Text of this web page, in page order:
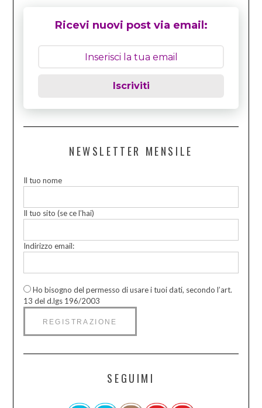
Ricevi nuovi post via email:
Iscriviti
NEWSLETTER MENSILE
Il tuo nome
Il tuo sito (se ce l’hai)
Indirizzo email:
Ho bisogno del permesso di usare i tuoi dati, secondo l’art.
13 del d.lgs 196/2003
SEGUIMI